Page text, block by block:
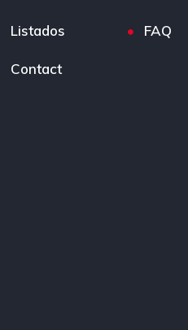
Listados FAQ
Contact